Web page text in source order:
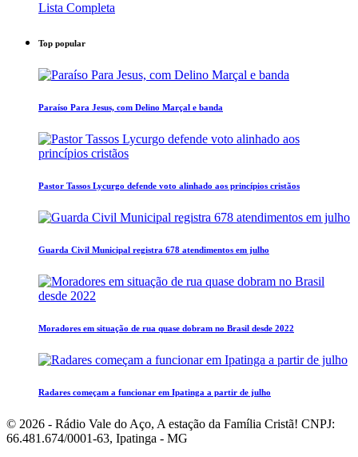
Lista Completa
Top popular
Paraíso Para Jesus, com Delino Marçal e banda
Pastor Tassos Lycurgo defende voto alinhado aos princípios cristãos
Guarda Civil Municipal registra 678 atendimentos em julho
Moradores em situação de rua quase dobram no Brasil desde 2022
Radares começam a funcionar em Ipatinga a partir de julho
© 2026 - Rádio Vale do Aço, A estação da Família Cristã! CNPJ:
66.481.674/0001-63, Ipatinga - MG